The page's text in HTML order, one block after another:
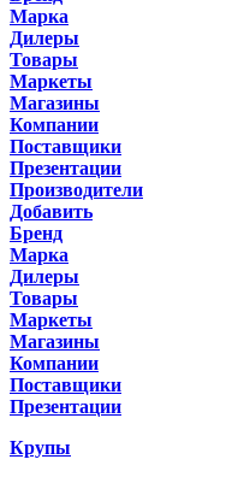
Марка
Дилеры
Товары
Маркеты
Магазины
Компании
Поставщики
Презентации
Производители
Добавить
Бренд
Марка
Дилеры
Товары
Маркеты
Магазины
Компании
Поставщики
Презентации
Крупы